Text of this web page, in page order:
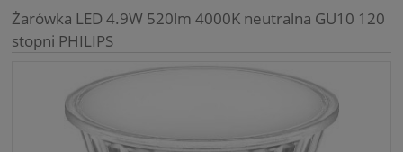
Żarówka LED 4.9W 520lm 4000K neutralna GU10 120
stopni PHILIPS